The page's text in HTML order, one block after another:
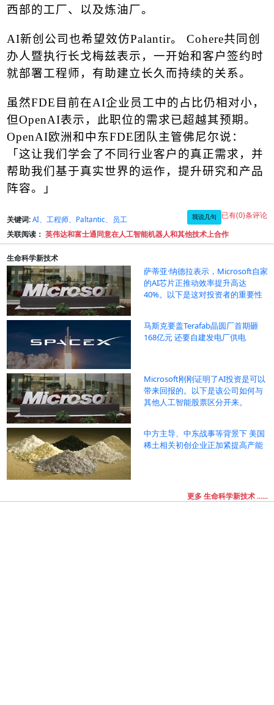
西部的工厂、以及炼油厂。
AI新创公司也希望效仿Palantir。 Cohere共同创
办人暨执行长戈梅兹表示，一开始和客户签约时
就部署工程师，有助建立长久而持续的关系。
虽然FDE 目前在AI企业员工中的占比仍相对小，
但OpenAI表示，此职位的需求已超越其预期。
OpenAI欧洲和中东FDE 团队主管佛尼尔说：
「这让我们学会了不同行业客户的真正需求，并
帮助我们基于真实世界的运作，提升研究和产品
阵容。」
关键词: AI、工程师、Paltantic、员工 我说几句 已有(0)条评论
关联阅读： 英伟达和富士通同意在人工智能机器人和其他技术上合作
生命科学新技术
萨蒂亚·纳德拉表示，Microsoft自家
的AI芯片正推动效率提升高达
40%。以下是这对投资者的重要性
马斯克要盖Terafab晶圆厂首期砸
168亿元 还要自建发电厂供电
Microsoft刚刚证明了AI投资是可以
带来回报的。以下是该公司如何与
其他人工智能股票区分开来。
中方主导、中东战事等背景下 美国
稀土相关初创企业正加紧提高产能
更多 生命科学新技术 ......